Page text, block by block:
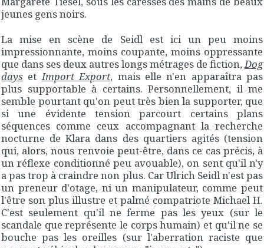
jeunes gens noirs.
La mise en scène de Seidl est ici un peu moins
impressionnante, moins coupante, moins oppressante
que dans ses deux autres longs métrages de fiction,Dog
days etImport Export, mais elle n'en apparaîtra pas
plus supportable à certains. Personnellement, il me
semble pourtant qu'on peut très bien la supporter, que
si une évidente tension parcourt certains plans
séquences comme ceux accompagnant la recherche
nocturne de Klara dans des quartiers agités (tension
qui, alors, nous renvoie peut-être, dans ce cas précis, à
un réflexe conditionné peu avouable), on sent qu'il n'y
a pas trop à craindre non plus. Car Ulrich Seidl n'est pas
un preneur d'otage, ni un manipulateur, comme peut
l'être son plus illustre et palmé compatriote Michael H.
C'est seulement qu'il ne ferme pas les yeux (sur le
scandale que représente le corps humain) et qu'il ne se
bouche pas les oreilles (sur l'aberration raciste que